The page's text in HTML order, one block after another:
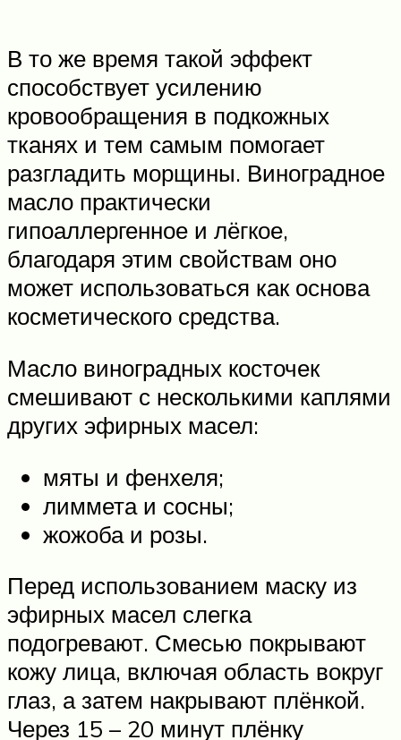
В то же время такой эффект
способствует усилению
кровообращения в подкожных
тканях и тем самым помогает
разгладить морщины. Виноградное
масло практически
гипоаллергенное и лёгкое,
благодаря этим свойствам оно
может использоваться как основа
косметического средства.
Масло виноградных косточек
смешивают с несколькими каплями
других эфирных масел:
мяты и фенхеля;
лиммета и сосны;
жожоба и розы.
Перед использованием маску из
эфирных масел слегка
подогревают. Смесью покрывают
кожу лица, включая область вокруг
глаз, а затем накрывают плёнкой.
Через 15 – 20 минут плёнку